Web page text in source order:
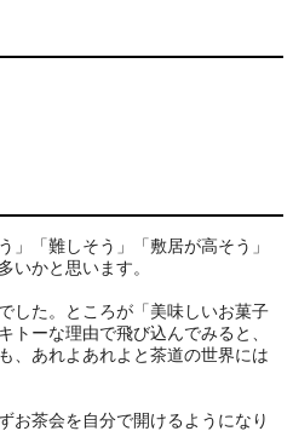
」「難しそう」「敷居が高そう」
いかと思います。
した。ところが「美味しいお菓子
トーな理由で飛び込んでみると、
、あれよあれよと茶道の世界には
お茶会を自分で開けるようになり